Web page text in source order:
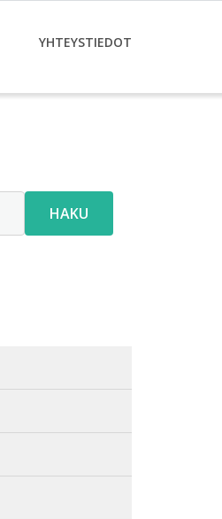
YHTEYSTIEDOT
HAKU